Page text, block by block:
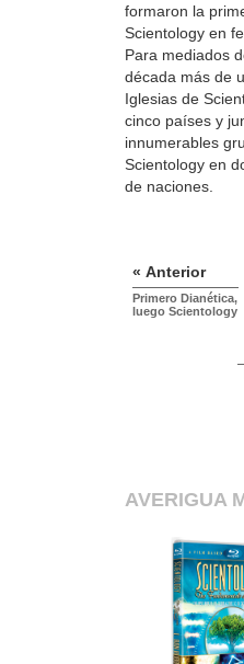
formaron la
Scientology en
Para mediados
década más de
Iglesias de
cinco países y
innumerables
Scientology en
de naciones.
« Anterior
Primero Dianética,
luego Scientology
AVERIGUA